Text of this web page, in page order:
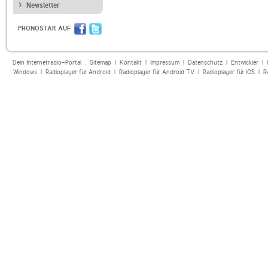
Newsletter
PHONOSTAR AUF
Dein Internetradio-Portal : Sitemap| Kontakt| Impressum| Datenschutz| Entwickler|
Windows| Radioplayer für Android| Radioplayer für Android TV| Radioplayer für iOS|